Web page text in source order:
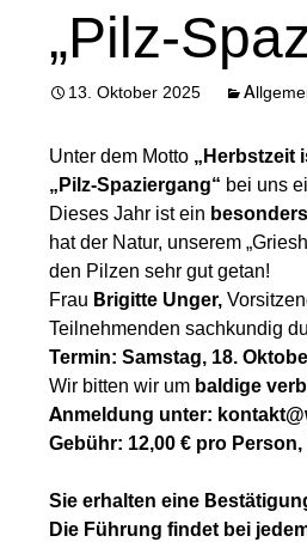
„Pilz-
13. Oktober 2025
Unter dem Motto „Herbstzeit
„Pilz-Spaziergang“ bei uns
Dieses Jahr ist ein
hat der Natur, unserem
den Pilzen sehr gut getan!
Frau Brigitte Unger,
Teilnehmenden sachkundig
Termin: Samstag, 18.
Wir bitten wir um baldige
Anmeldung unter:
Gebühr: 12,00 € pro
Sie erhalten eine
Die Führung findet bei